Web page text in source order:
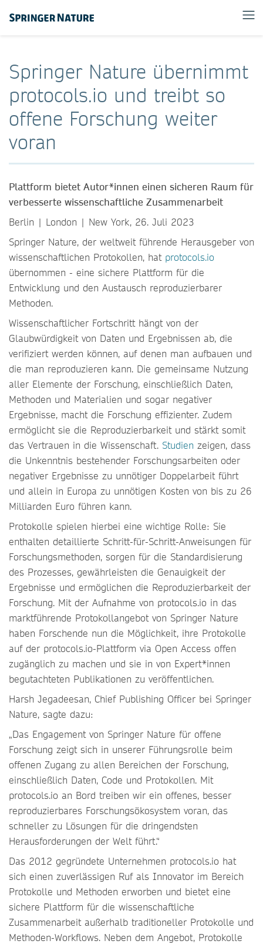
Springer Nature übernimmt
protocols.io und treibt so
offene Forschung weiter
voran
Plattform bietet Autor*innen einen sicheren Raum für
verbesserte wissenschaftliche Zusammenarbeit
Berlin | London | New York, 26. Juli 2023
Springer Nature, der weltweit führende Herausgeber von
wissenschaftlichen Protokollen, hat protocols.io
übernommen - eine sichere Plattform für die
Entwicklung und den Austausch reproduzierbarer
Methoden.
Wissenschaftlicher Fortschritt hängt von der
Glaubwürdigkeit von Daten und Ergebnissen ab, die
verifiziert werden können, auf denen man aufbauen und
die man reproduzieren kann. Die gemeinsame Nutzung
aller Elemente der Forschung, einschließlich Daten,
Methoden und Materialien und sogar negativer
Ergebnisse, macht die Forschung effizienter. Zudem
ermöglicht sie die Reproduzierbarkeit und stärkt somit
das Vertrauen in die Wissenschaft. Studien zeigen, dass
die Unkenntnis bestehender Forschungsarbeiten oder
negativer Ergebnisse zu unnötiger Doppelarbeit führt
und allein in Europa zu unnötigen Kosten von bis zu 26
Milliarden Euro führen kann.
Protokolle spielen hierbei eine wichtige Rolle: Sie
enthalten detaillierte Schritt-für-Schritt-Anweisungen für
Forschungsmethoden, sorgen für die Standardisierung
des Prozesses, gewährleisten die Genauigkeit der
Ergebnisse und ermöglichen die Reproduzierbarkeit der
Forschung. Mit der Aufnahme von protocols.io in das
marktführende Protokollangebot von Springer Nature
haben Forschende nun die Möglichkeit, ihre Protokolle
auf der protocols.io-Plattform via Open Access offen
zugänglich zu machen und sie in von Expert*innen
begutachteten Publikationen zu veröffentlichen.
Harsh Jegadeesan, Chief Publishing Officer bei Springer
Nature, sagte dazu:
„Das Engagement von Springer Nature für offene
Forschung zeigt sich in unserer Führungsrolle beim
offenen Zugang zu allen Bereichen der Forschung,
einschließlich Daten, Code und Protokollen. Mit
protocols.io an Bord treiben wir ein offenes, besser
reproduzierbares Forschungsökosystem voran, das
schneller zu Lösungen für die dringendsten
Herausforderungen der Welt führt.“
Das 2012 gegründete Unternehmen protocols.io hat
sich einen zuverlässigen Ruf als Innovator im Bereich
Protokolle und Methoden erworben und bietet eine
sichere Plattform für die wissenschaftliche
Zusammenarbeit außerhalb traditioneller Protokolle und
Methoden-Workflows. Neben dem Angebot, Protokolle